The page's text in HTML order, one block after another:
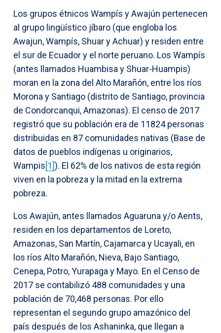
Los grupos étnicos Wampís y Awajún pertenecen
al grupo lingüístico jíbaro (que engloba los
Awajun, Wampís, Shuar y Achuar) y residen entre
el sur de Ecuador y el norte peruano. Los Wampís
(antes llamados Huambisa y Shuar-Huampis)
moran en la zona del Alto Marañón, entre los ríos
Morona y Santiago (distrito de Santiago, provincia
de Condorcanqui, Amazonas). El censo de 2017
registró que su población era de 11824 personas
distribuidas en 87 comunidades nativas (Base de
datos de pueblos indígenas u originarios,
Wampis[1]). El 62% de los nativos de esta región
viven en la pobreza y la mitad en la extrema
pobreza.
Los Awajún, antes llamados Aguaruna y/o Aents,
residen en los departamentos de Loreto,
Amazonas, San Martín, Cajamarca y Ucayali, en
los ríos Alto Marañón, Nieva, Bajo Santiago,
Cenepa, Potro, Yurapaga y Mayo. En el Censo de
2017 se contabilizó 488 comunidades y una
población de 70,468 personas. Por ello
representan el segundo grupo amazónico del
país después de los Ashaninka, que llegan a